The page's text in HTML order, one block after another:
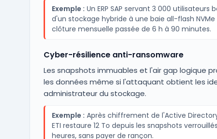
Exemple : Un ERP SAP servant 3 000 utilisateurs
d'un stockage hybride à une baie all-flash NVMe
clôture mensuelle passée de 6 h à 90 minutes.
Cyber-résilience anti-ransomware
Les snapshots immuables et l'air gap logique
les données même si l'attaquant obtient les
administrateur du stockage.
Exemple : Après chiffrement de l'Active
ETI restaure 12 To depuis les snapshots
heures, sans payer de rançon.